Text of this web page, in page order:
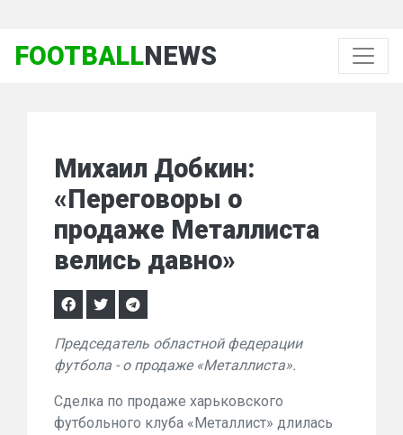
FOOTBALLNEWS
Михаил Добкин:
«Переговоры о
продаже Металлиста
велись давно»
Председатель областной федерации
футбола - о продаже «Металлиста».
Сделка по продаже харьковского
футбольного клуба «Металлист» длилась